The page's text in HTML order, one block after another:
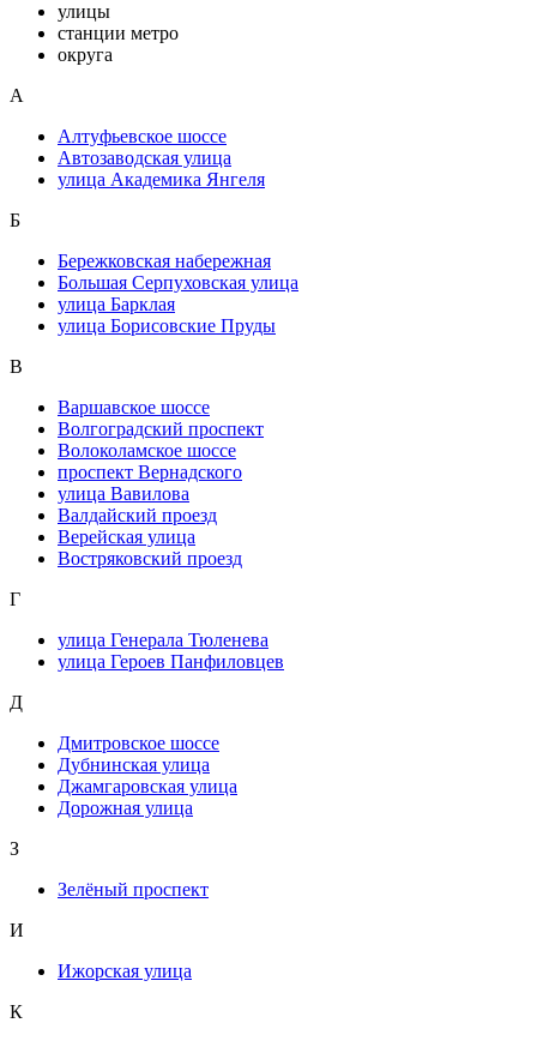
улицы
станции метро
округа
А
Алтуфьевское шоссе
Автозаводская улица
улица Академика Янгеля
Б
Бережковская набережная
Большая Серпуховская улица
улица Барклая
улица Борисовские Пруды
В
Варшавское шоссе
Волгоградский проспект
Волоколамское шоссе
проспект Вернадского
улица Вавилова
Валдайский проезд
Верейская улица
Востряковский проезд
Г
улица Генерала Тюленева
улица Героев Панфиловцев
Д
Дмитровское шоссе
Дубнинская улица
Джамгаровская улица
Дорожная улица
З
Зелёный проспект
И
Ижорская улица
К